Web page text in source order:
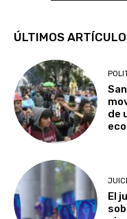
ÚLTIMOS
de
El